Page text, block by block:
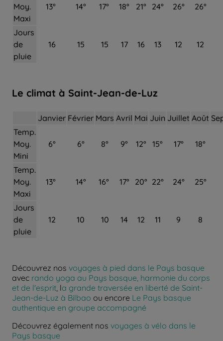
Moy.
Maxi
13° 14° 17° 18° 21° 24° 26° 26°
Jours
de
pluie
16 15 15 17 16 13 12 12
Le climat à Saint-Jean-de-Luz
Janvier Février Mars Avril Mai Juin Juillet Août
Temp.
Moy.
Mini
6° 6° 8° 9° 12° 15° 17° 18°
Temp.
Moy.
Maxi
13° 14° 16° 17° 20° 22° 24° 25°
Jours
de
pluie
12 10 10 14 12 11 9 8
Découvrez nos voyages à pied dans le Pays basque
avec rando yoga au Pays basque, harmonie du corps
et de l'esprit , la grande traversée en liberté de Saint-
Jean-de-Luz à Bilbao ou encore Le Pays basque
authentique en groupe accompagné
Découvrez également nos voyages à vélo dans le
Pays basque